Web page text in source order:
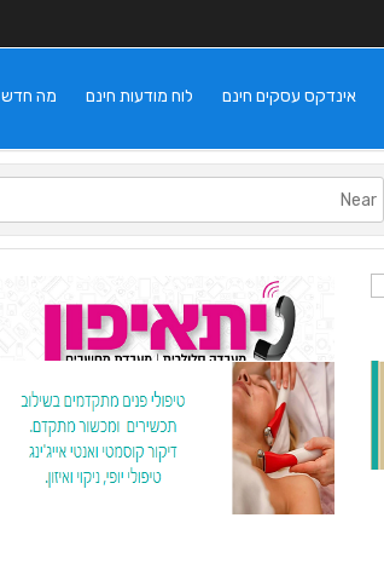
מה חדש לוח מודעות חינם אינדקס עסקים חינם